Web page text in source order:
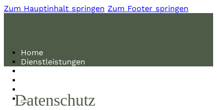
Zum Hauptinhalt springen Zum Footer springen
Home
Dienstleistungen
Datenschutz